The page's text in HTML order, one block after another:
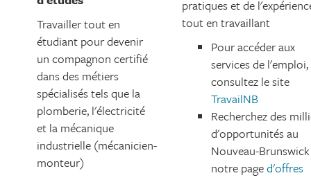
Travailler tout en
étudiant pour devenir
un compagnon certifié
dans des métiers
spécialisés tels que la
plomberie, l'électricité
et la mécanique
industrielle (mécanicien-
monteur)
pratiques et de
tout en travaillant
Pour accéder aux
services de l'emploi,
consultez le site
TravailNB
Recherchez des
d'opportunités au
Nouveau-
notre paged'offres